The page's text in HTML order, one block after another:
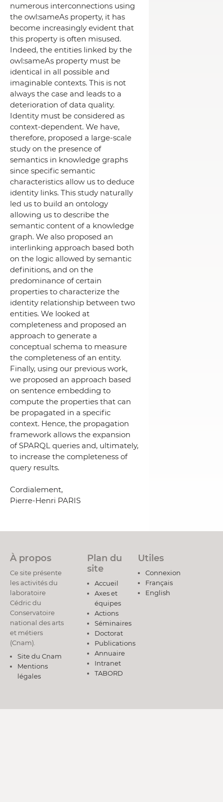
numerous interconnections using
the owl:sameAs property, it has
become increasingly evident that
this property is often misused.
Indeed, the entities linked by the
owl:sameAs property must be
identical in all possible and
imaginable contexts. This is not
always the case and leads to a
deterioration of data quality.
Identity must be considered as
context-dependent. We have,
therefore, proposed a large-scale
study on the presence of
semantics in knowledge graphs
since specific semantic
characteristics allow us to deduce
identity links. This study naturally
led us to build an ontology
allowing us to describe the
semantic content of a knowledge
graph. We also proposed an
interlinking approach based both
on the logic allowed by semantic
definitions, and on the
predominance of certain
properties to characterize the
identity relationship between two
entities. We looked at
completeness and proposed an
approach to generate a
conceptual schema to measure
the completeness of an entity.
Finally, using our previous work,
we proposed an approach based
on sentence embedding to
compute the properties that can
be propagated in a specific
context. Hence, the propagation
framework allows the expansion
of SPARQL queries and, ultimately,
to increase the completeness of
query results.
Cordialement,
Pierre-Henri PARIS
À propos
Ce site présente
les activités du
laboratoire
Cédric du
Conservatoire
national des arts
et métiers
(Cnam).
Site du Cnam
Mentions
légales
Plan du
site
Accueil
Axes et
équipes
Actions
Séminaires
Doctorat
Publications
Annuaire
Intranet
TABORD
Utiles
Connexion
Français
English